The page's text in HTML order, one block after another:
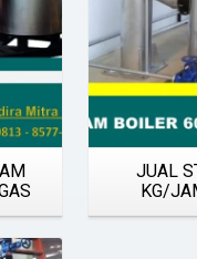
JUAL
KG/